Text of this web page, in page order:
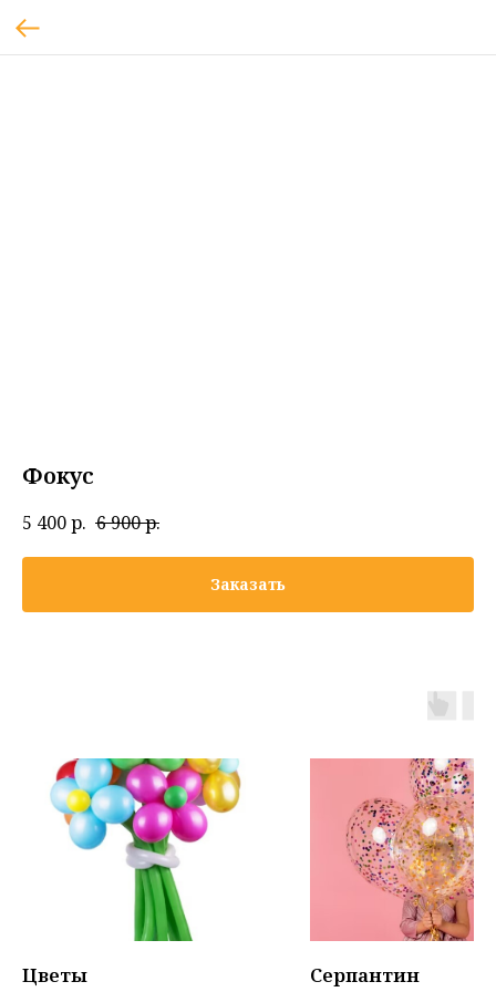
Фокус
5 400р. 6 900р.
Заказать
Цветы Серпантин